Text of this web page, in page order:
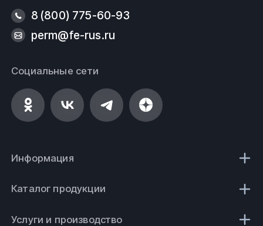
8 (800) 775-60-93
perm@fe-rus.ru
Социальные сети
Информация
Каталог продукции
Услуги и производство